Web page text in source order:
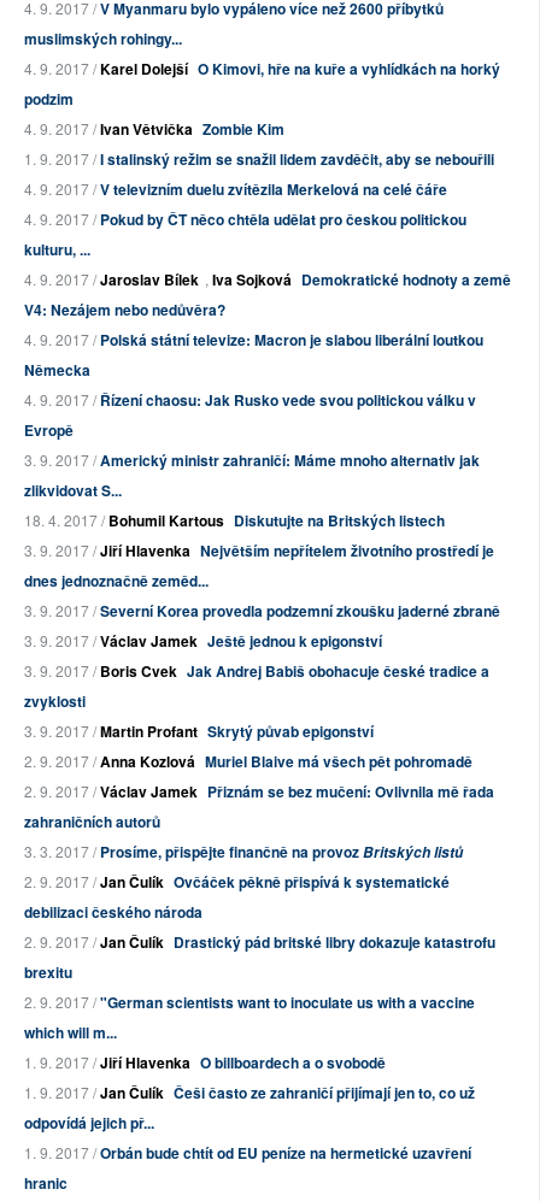
4. 9. 2017 /V Myanmaru bylo vypáleno více než 2600 příbytků
muslimských rohingy...
4. 9. 2017 /Karel Dolejší O Kimovi, hře na kuře a vyhlídkách na horký
podzim
4. 9. 2017 /Ivan Větvička Zombie Kim
1. 9. 2017 /I stalinský režim se snažil lidem zavděčit, aby se nebouřili
4. 9. 2017 /V televizním duelu zvítězila Merkelová na celé čáře
4. 9. 2017 /Pokud by ČT něco chtěla udělat pro českou politickou
kulturu, ...
4. 9. 2017 /Jaroslav Bílek , Iva Sojková Demokratické hodnoty a země
V4: Nezájem nebo nedůvěra?
4. 9. 2017 /Polská státní televize: Macron je slabou liberální loutkou
Německa
4. 9. 2017 /Řízení chaosu: Jak Rusko vede svou politickou válku v
Evropě
3. 9. 2017 /Americký ministr zahraničí: Máme mnoho alternativ jak
zlikvidovat S...
18. 4. 2017 /Bohumil Kartous Diskutujte na Britských listech
3. 9. 2017 /Jiří Hlavenka Největším nepřítelem životního prostředí je
dnes jednoznačně zeměd...
3. 9. 2017 /Severní Korea provedla podzemní zkoušku jaderné zbraně
3. 9. 2017 /Václav Jamek Ještě jednou k epigonství
3. 9. 2017 /Boris Cvek Jak Andrej Babiš obohacuje české tradice a
zvyklosti
3. 9. 2017 /Martin Profant Skrytý půvab epigonství
2. 9. 2017 /Anna Kozlová Muriel Blaive má všech pět pohromadě
2. 9. 2017 /Václav Jamek Přiznám se bez mučení: Ovlivnila mě řada
zahraničních autorů
3. 3. 2017 /Prosíme, přispějte finančně na provozBritských listů
2. 9. 2017 /Jan Čulík Ovčáček pěkně přispívá k systematické
debilizaci českého národa
2. 9. 2017 /Jan Čulík Drastický pád britské libry dokazuje katastrofu
brexitu
2. 9. 2017 /"German scientists want to inoculate us with a vaccine
which will m...
1. 9. 2017 /Jiří Hlavenka O billboardech a o svobodě
1. 9. 2017 /Jan Čulík Češi často ze zahraničí přijímají jen to, co už
odpovídá jejich př...
1. 9. 2017 /Orbán bude chtít od EU peníze na hermetické uzavření
hranic